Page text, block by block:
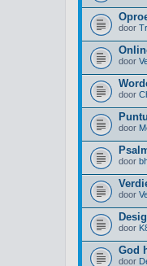
door
door
door
door
door
door
door
God
door